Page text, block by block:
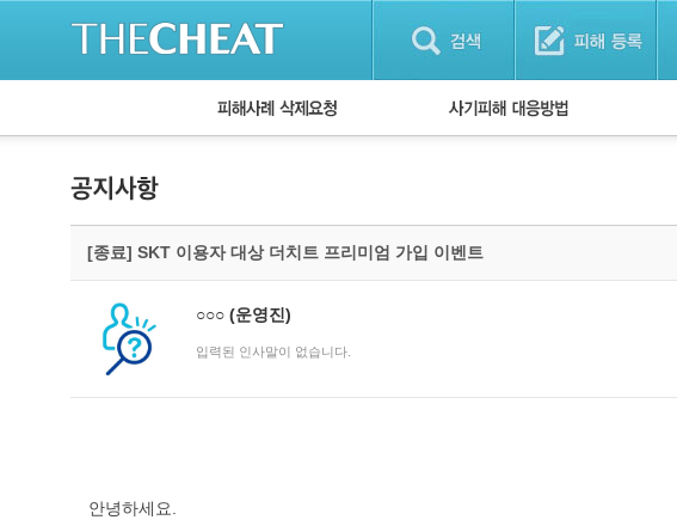
피해사례 삭제요청 단계별 대응방법
[종료] SKT 이용자 대상 더치트 프리미엄 가입 이벤트
○○○ (운영진)
입력된 인사말이 없습니다.
안녕하세요.